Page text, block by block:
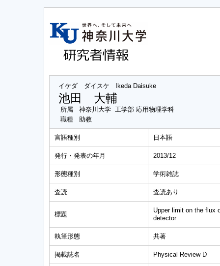
イケダ ダイスケ Ikeda Daisuke
池田 大輔
所属
神奈川大学 工学部 応用物理学科
職種
助教
言語種別 日本語
発行・発表の年月 2013/12
形態種別 学術雑誌
査読 査読あり
標題
Upper limit on the flux
detector
執筆形態 共著
掲載誌名 Physical Review D